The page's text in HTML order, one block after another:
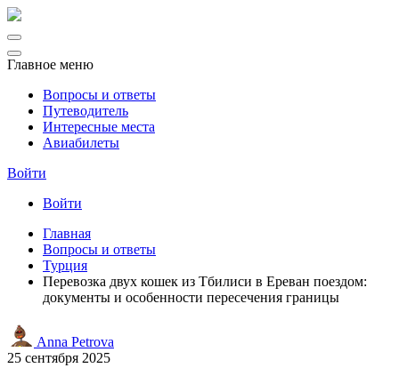
Главное меню
Вопросы и ответы
Путеводитель
Интересные места
Авиабилеты
Войти
Войти
Главная
Вопросы и ответы
Турция
Перевозка двух кошек из Тбилиси в Ереван поездом:
документы и особенности пересечения границы
Anna Petrova
25 сентября 2025